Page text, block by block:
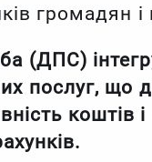
громадян
(ДПС)
послуг,
коштів